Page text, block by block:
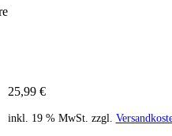
25,99 €
inkl. 19 % MwSt. zzgl.